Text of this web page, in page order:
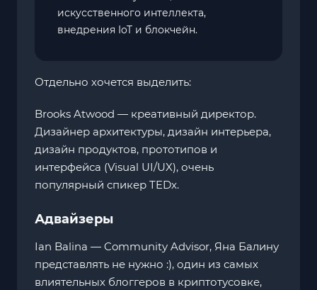
искусственного интеллекта,
внедрения IoT и блокчейн.
Отдельно хочется выделить:
Brooks Atwood — креативный директор.
Дизайнер архитектуры, дизайн интерьера,
дизайн продуктов, прототипов и
интерфейса (Visual UI/UX), очень
популярный спикер TEDx.
Адвайзеры
Ian Balina — Community Advisor, Яна Балину
представлять не нужно :), один из самых
влиятельных блоггеров в криптотусовке,